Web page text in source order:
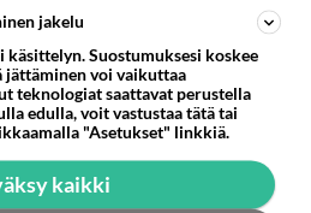
jakelu
Suostumuksesi koskee
jättäminen voi vaikuttaa
teknologiat saattavat perustella
edulla, voit vastustaa tätä tai
"Asetukset" linkkiä.
kaikki